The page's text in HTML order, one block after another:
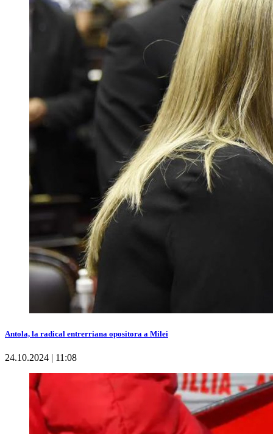
Antola, la radical entrerriana opositora a Milei
24.10.2024 | 11:08